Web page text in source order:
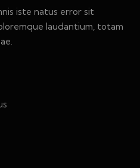
iste natus error sit
laudantium, totam